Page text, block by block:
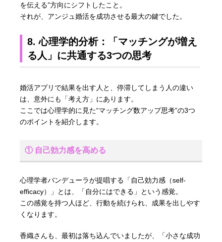
を伝える”方向にシフトしたこと。
それが、アンジュ婚活を成功させる最大の鍵でした。
8. 心理学的分析：「マッチングが増え
る人」に共通する3つの思考
婚活アプリで結果を出す人と、停滞してしまう人の違い
は、意外にも「考え方」にあります。
ここでは心理学的に見た“マッチング数アップ思考”の3つ
のポイントを紹介します。
① 自己効力感を高める
心理学者バンデューラが提唱する「自己効力感（self-
efficacy）」とは、「自分にはできる」という感覚。
この感覚を持つ人ほど、行動を続けられ、成果を出しやす
くなります。
香織さんも、最初は落ち込んでいましたが、「小さな成功